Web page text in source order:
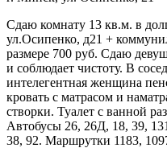
Сдаю комнату 13 кв.м. в
ул.Осипенко, д21 +
размере 700 руб. Сдаю
и соблюдает чистоту. В
интелегентная женщина
кровать с матрасом и
створки. Туалет с ванной
Автобусы 26, 26Д, 18, 39,
38, 92. Маршрутки 1183,